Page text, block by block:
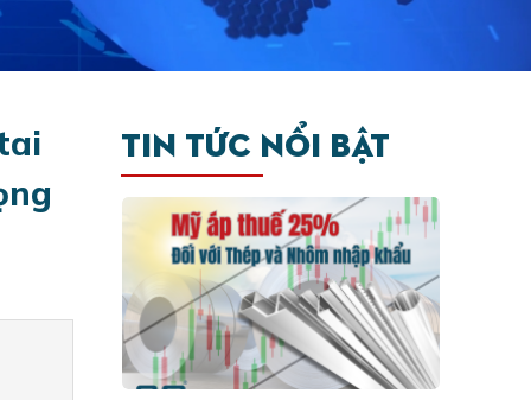
TIN TỨC NỔI BẬT
Mỹ áp thuế 25% đối với thép và
nhôm nhập khẩu
ỐNG THÉP SÀI GÒN TỔ CHỨC
KHÁM SỨC KHỎE ĐỊNH KỲ CHO
NHÂN VIÊN